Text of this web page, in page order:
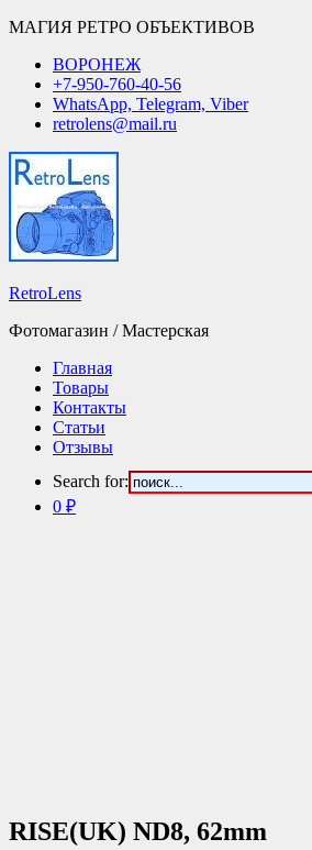
МАГИЯ РЕТРО ОБЪЕКТИВОВ
ВОРОНЕЖ
+7-950-760-40-56
WhatsApp, Telegram, Viber
retrolens@mail.ru
RetroLens
Фотомагазин / Мастерская
Главная
Товары
Контакты
Статьи
Отзывы
Search for:
0 ₽
RISE(UK) ND8, 62mm